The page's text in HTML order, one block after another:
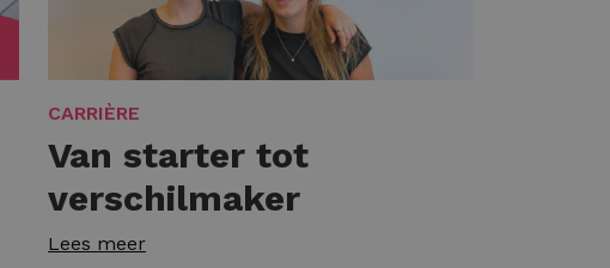
CARRIÈRE
Van starter tot
verschilmaker
Lees meer